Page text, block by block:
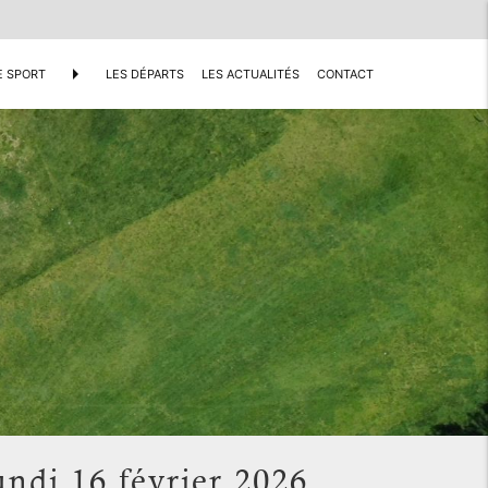
SPORT arrow_right LES DÉPARTS LES ACTUALITÉS CONTACT